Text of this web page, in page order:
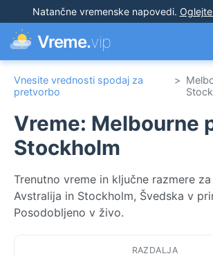
Natančne vremenske napovedi.
Vreme.vip
Vnesite vrednosti spodaj za
pretvorbo
>
Vreme: Melbourne
Stockholm
Trenutno vreme in ključne razmere
Avstralija in Stockholm, Švedska v
Posodobljeno v živo.
RAZDALJA